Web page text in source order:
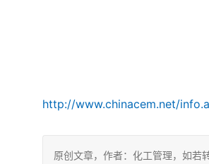
http://www.chinacem.net/
原创文章，作者：化工管理，如